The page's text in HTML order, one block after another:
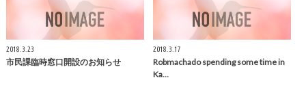
2018.3.23
市民課臨時窓口開設のお知らせ
2018.3.17
Robmachado spending some time in
Ka…